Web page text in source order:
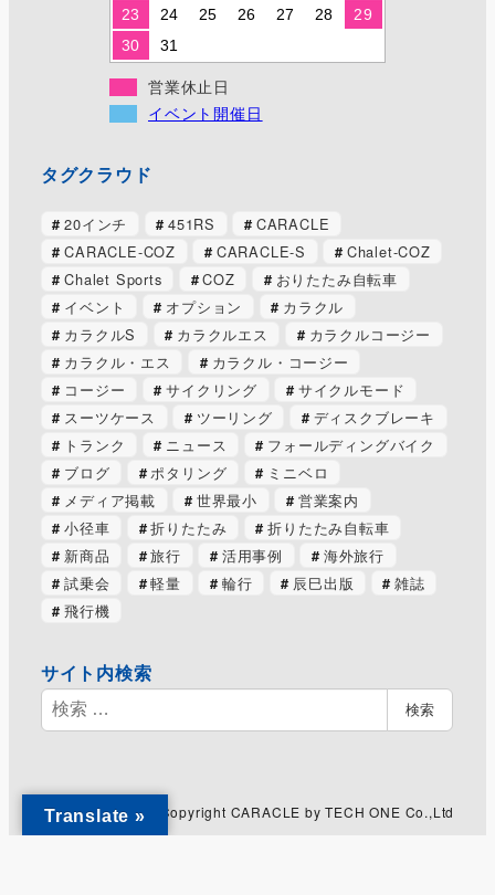
23
24 25 26 27 28
29
30
31
営業休止日
イベント開催日
タグクラウド
20インチ 451RS
CARACLE
CARACLE-COZ
CARACLE-S
Chalet-COZ
Chalet Sports
COZ
おりたたみ自転車
イベント
オプション
カラクル
カラクルS
カラクルエス
カラクルコージー
カラクル・エス
カラクル・コージー
コージー
サイクリング
サイクルモード
スーツケース
ツーリング
ディスクブレーキ
トランク
ニュース
フォールディングバイク
ブログ
ポタリング
ミニベロ
メディア掲載
世界最小
営業案内
小径車
折りたたみ
折りたたみ自転車
新商品
旅行 活用事例
海外旅行
試乗会
軽量 輪行 辰巳出版
雑誌
飛行機
サイト内検索
検
索
検索
Copyright CARACLE by TECH ONE Co.,Ltd
Translate »